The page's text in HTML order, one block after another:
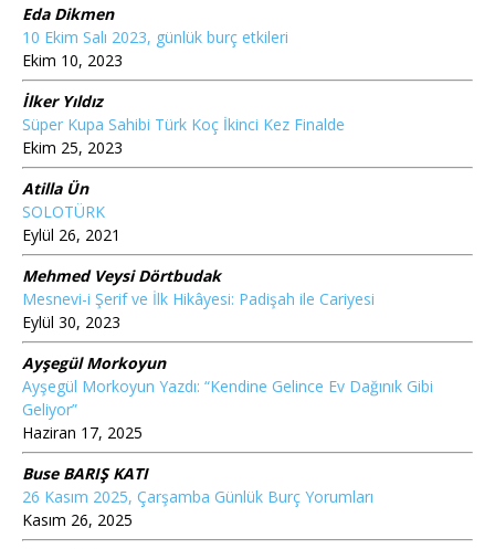
Eda Dikmen
10 Ekim Salı 2023, günlük burç etkileri
Ekim 10, 2023
İlker Yıldız
Süper Kupa Sahibi Türk Koç İkinci Kez Finalde
Ekim 25, 2023
Atilla Ün
SOLOTÜRK
Eylül 26, 2021
Mehmed Veysi Dörtbudak
Mesnevi-i Şerif ve İlk Hikâyesi: Padişah ile Cariyesi
Eylül 30, 2023
Ayşegül Morkoyun
Ayşegül Morkoyun Yazdı: “Kendine Gelince Ev Dağınık Gibi
Geliyor”
Haziran 17, 2025
Buse BARIŞ KATI
26 Kasım 2025, Çarşamba Günlük Burç Yorumları
Kasım 26, 2025